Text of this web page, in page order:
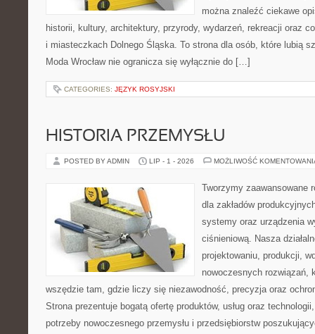
można znaleźć ciekawe
historii, kultury, architektury, przyrody, wydarzeń, rekreacji oraz
i miasteczkach Dolnego Śląska. To strona dla osób, które lubią
Moda Wrocław nie ogranicza się wyłącznie do […]
CATEGORIES: JĘZYK ROSYJSKI
HISTORIA PRZEMYSŁU
POSTED BY ADMIN LIP - 1 - 2026 MOŻLIWOŚĆ
Tworzymy zaawansowane
dla zakładów
systemy oraz urządzenia
ciśnieniową. Nasza
projektowaniu, produkcji,
nowoczesnych rozwiązań,
wszędzie tam, gdzie liczy się niezawodność, precyzja oraz
Strona prezentuje bogatą ofertę produktów, usług oraz
potrzeby nowoczesnego przemysłu i przedsiębiorstw